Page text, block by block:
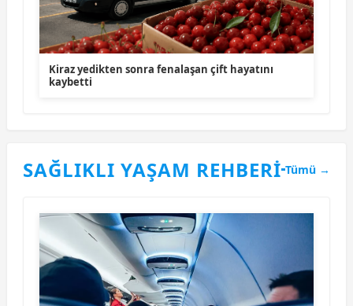
Kiraz yedikten sonra fenalaşan çift hayatını
kaybetti
SAĞLIKLI YAŞAM REHBERİ Tümü →